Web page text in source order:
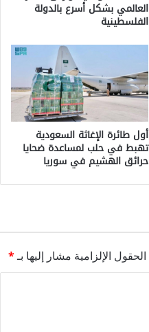
العالمي بشكل أسرع بالدولة
الفلسطينية
أول طائرة الإغاثة السعودية
تهبط في حلب لمساعدة ضحايا
حرائق الهشيم في سوريا
الحقول الإلزامية مشار إليها بـ*